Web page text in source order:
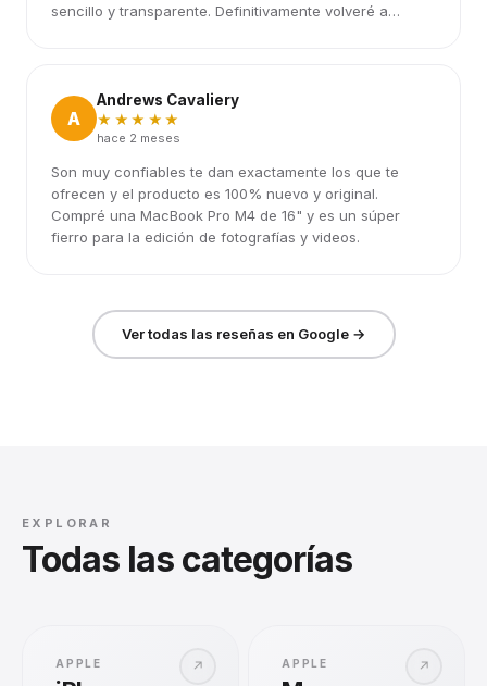
sencillo y transparente. Definitivamente volveré a
A
Andrews Cavaliery
★★★★★
hace 2 meses
Son muy confiables te dan exactamente los que te
ofrecen y el producto es 100% nuevo y original.
Compré una MacBook Pro M4 de 16" y es un súper
fierro para la edición de fotografías y videos.
Ver todas las reseñas en Google →
EXPLORAR
Todas las categorías
↗
APPLE ↗
APPLE